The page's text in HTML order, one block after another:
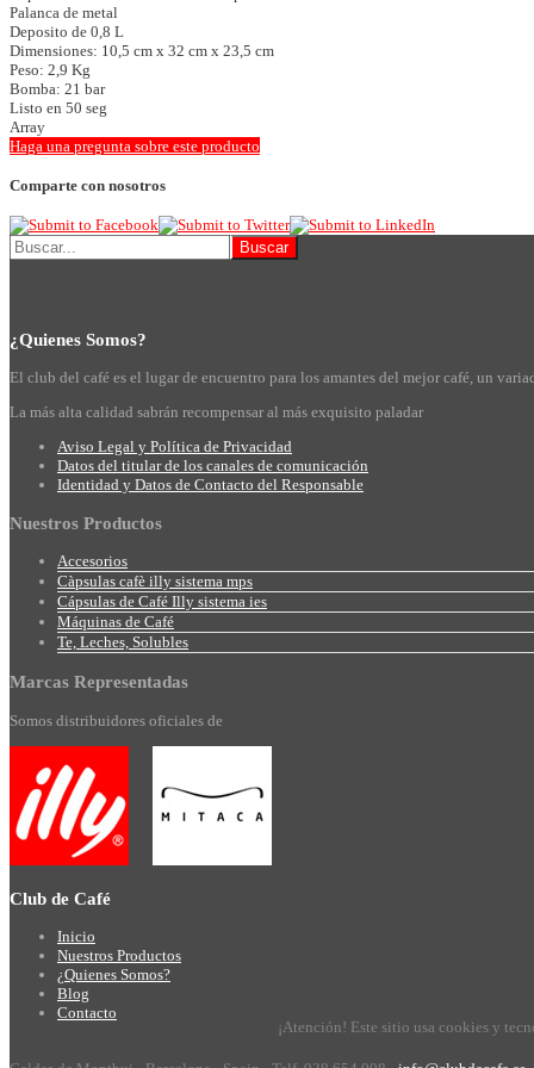
Palanca de metal
Deposito de 0,8 L
Dimensiones: 10,5 cm x 32 cm x 23,5 cm
Peso: 2,9 Kg
Bomba: 21 bar
Listo en 50 seg
Array
Haga una pregunta sobre este producto
Comparte con nosotros
¿Quienes Somos?
El club del café es el lugar de encuentro para los amantes del mejor café, un
La más alta calidad sabrán recompensar al más exquisito paladar
Aviso Legal y Política de Privacidad
Datos del titular de los canales de comunicación
Identidad y Datos de Contacto del Responsable
Nuestros Productos
Accesorios
Càpsulas cafè illy sistema mps
Cápsulas de Café Illy sistema ies
Máquinas de Café
Te, Leches, Solubles
Marcas Representadas
Somos distribuidores oficiales de
Club de Café
Inicio
Nuestros Productos
¿Quienes Somos?
Blog
Contacto
¡Atención! Este sitio usa cookies y